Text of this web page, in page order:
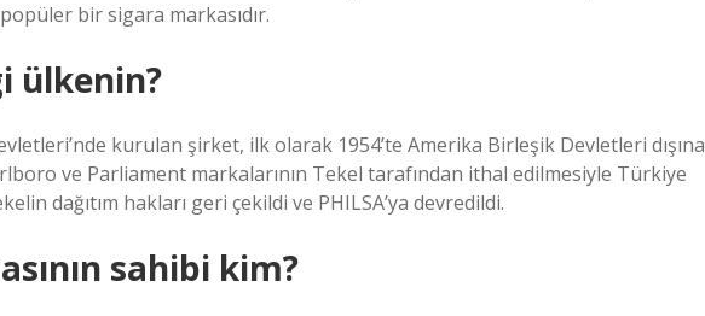
bir sigara markasıdır.
ülkenin?
kurulan şirket, ilk olarak 1954’te Amerika Birleşik Devletleri dışına
ve Parliament markalarının Tekel tarafından ithal edilmesiyle Türkiye
dağıtım hakları geri çekildi ve PHILSA’ya devredildi.
sahibi kim?